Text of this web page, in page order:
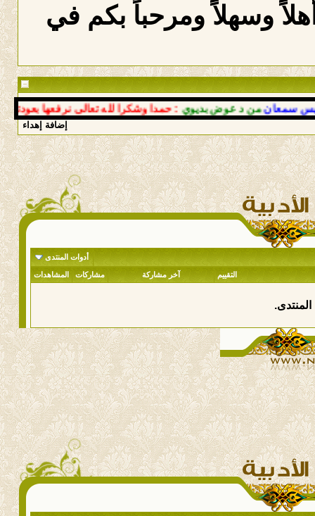
وسهلاً ومرحباً بكم في
من د عوض بديوي : حمدا وشكرا لله تعالى نرفعها بعودتك
إضافة إهداء
أدوات المنتدى
التقييم آخر مشاركة مشاركات المشاهدات